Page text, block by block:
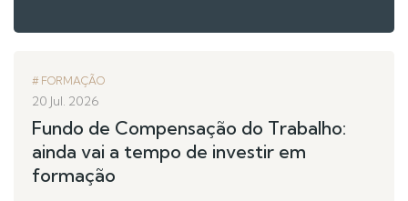
FORMAÇÃO
20 Jul. 2026
Fundo de Compensação do Trabalho:
ainda vai a tempo de investir em
formação